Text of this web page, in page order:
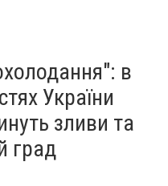
в
України
зливи та
град